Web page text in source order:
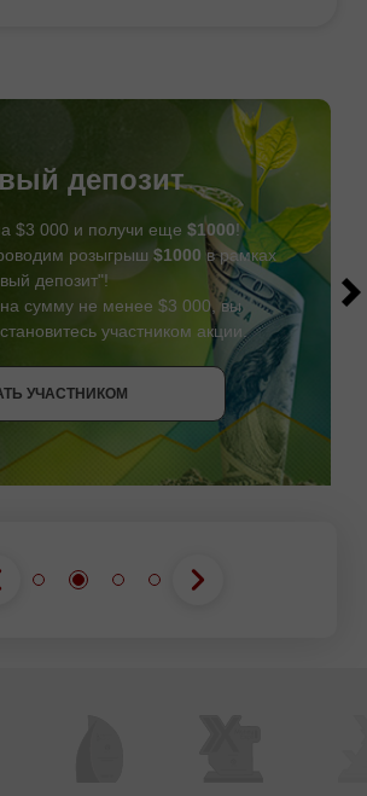
УЧАСТНИКОМ
депозит
$3 000 и получи еще $1000!
розыгрыш $1000 в рамках
депозит"!
сумму не менее $3 000, вы
участником акции.
УЧАСТНИКОМ
БОНУС